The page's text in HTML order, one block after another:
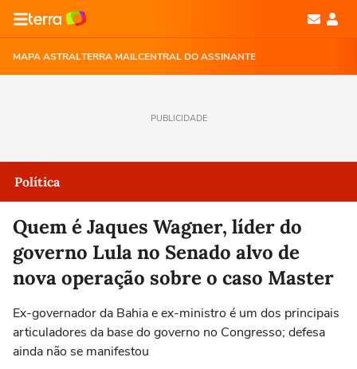
MAPA ASTRALTERRA MAILCENTRAL DO ASSINANTE
PUBLICIDADE
Política
Quem é Jaques Wagner, líder do
governo Lula no Senado alvo de
nova operação sobre o caso Master
Ex-governador da Bahia e ex-ministro é um dos principais
articuladores da base do governo no Congresso; defesa
ainda não se manifestou